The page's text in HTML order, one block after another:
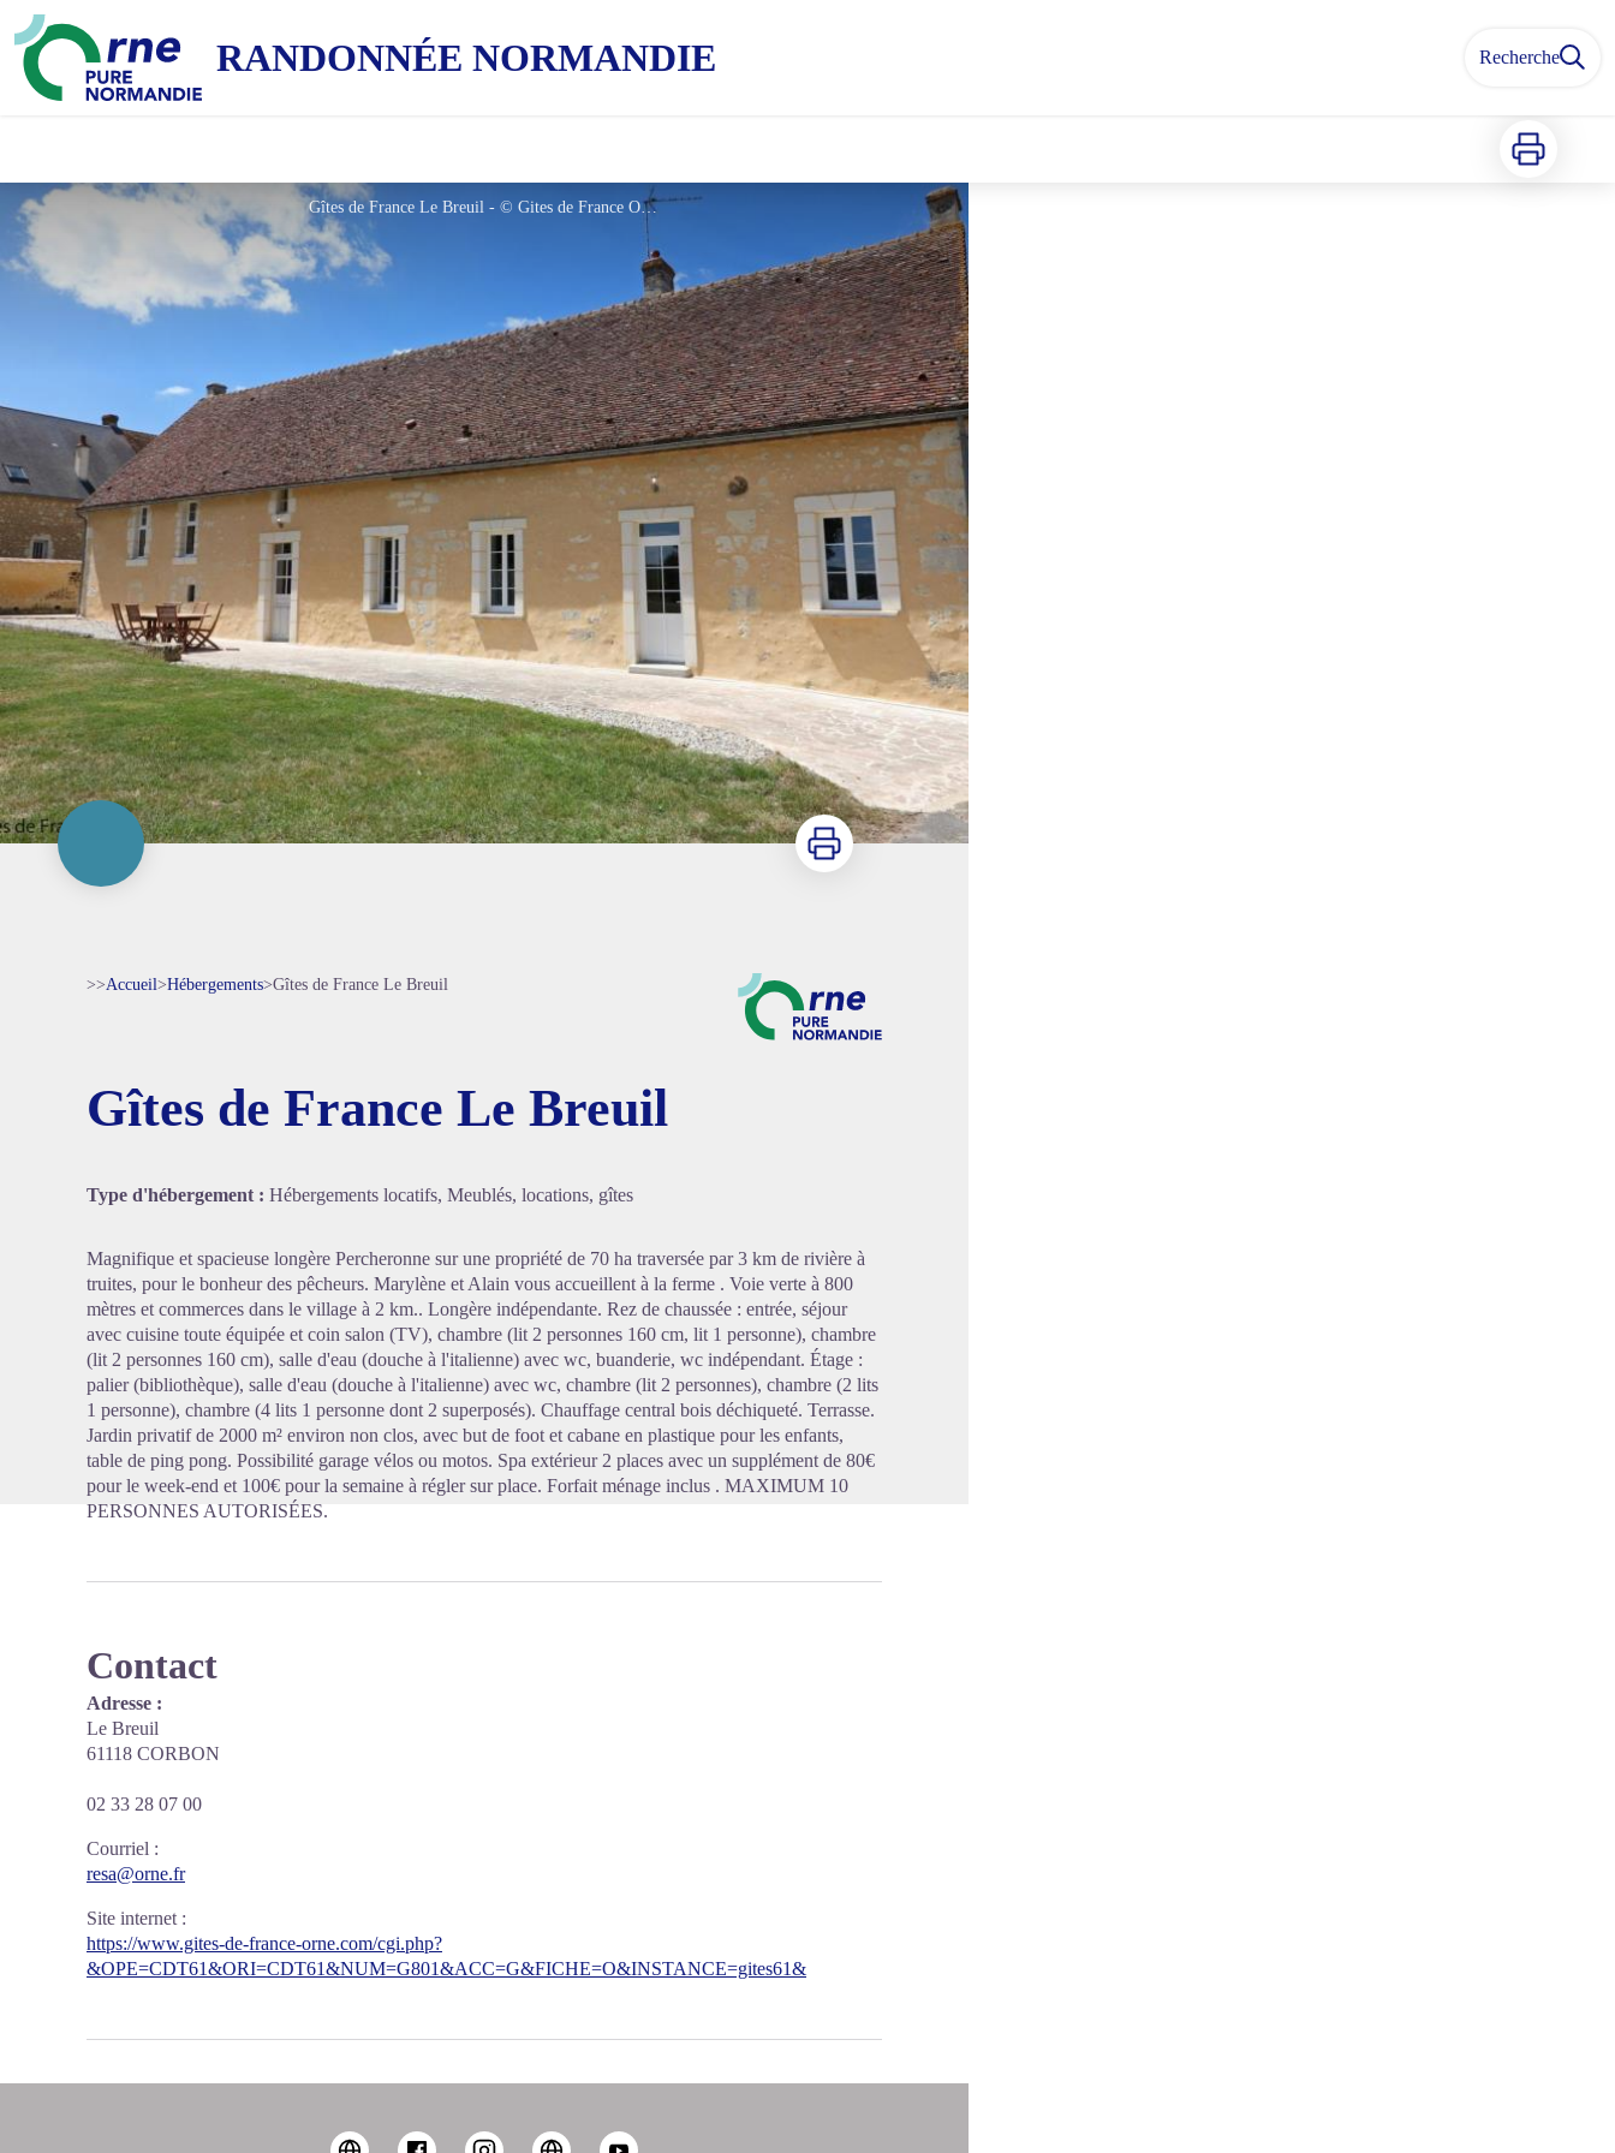
RANDONNÉE NORMANDIE Recherche
Imprimer
Gîtes de France Le Breuil - © Gites de France Orne
Voir l'image en plein écran
Imprimer
>>Accueil>Hébergements>Gîtes de France Le Breuil
Gîtes de France Le Breuil
Type d'hébergement : Hébergements locatifs, Meublés, locations, gîtes
Magnifique et spacieuse longère Percheronne sur une propriété de 70 ha traversée par 3 km de rivière à
truites, pour le bonheur des pêcheurs. Marylène et Alain vous accueillent à la ferme . Voie verte à 800
mètres et commerces dans le village à 2 km.. Longère indépendante. Rez de chaussée : entrée, séjour
avec cuisine toute équipée et coin salon (TV), chambre (lit 2 personnes 160 cm, lit 1 personne), chambre
(lit 2 personnes 160 cm), salle d'eau (douche à l'italienne) avec wc, buanderie, wc indépendant. Étage :
palier (bibliothèque), salle d'eau (douche à l'italienne) avec wc, chambre (lit 2 personnes), chambre (2 lits
1 personne), chambre (4 lits 1 personne dont 2 superposés). Chauffage central bois déchiqueté. Terrasse.
Jardin privatif de 2000 m² environ non clos, avec but de foot et cabane en plastique pour les enfants,
table de ping pong. Possibilité garage vélos ou motos. Spa extérieur 2 places avec un supplément de 80€
pour le week-end et 100€ pour la semaine à régler sur place. Forfait ménage inclus . MAXIMUM 10
PERSONNES AUTORISÉES.
Contact
Adresse :
Le Breuil
61118 CORBON
02 33 28 07 00
Courriel :
resa@orne.fr
Site internet :
https://www.gites-de-france-orne.com/cgi.php?
&OPE=CDT61&ORI=CDT61&NUM=G801&ACC=G&FICHE=O&INSTANCE=gites61&